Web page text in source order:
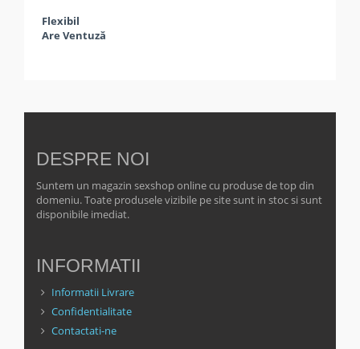
Flexibil
Are Ventuză
DESPRE NOI
Suntem un magazin sexshop online cu produse de top din
domeniu. Toate produsele vizibile pe site sunt in stoc si sunt
disponibile imediat.
INFORMATII
Informatii Livrare
Confidentialitate
Contactati-ne